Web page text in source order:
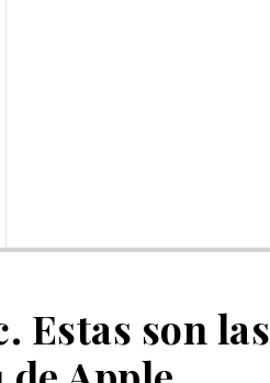
Estas son las